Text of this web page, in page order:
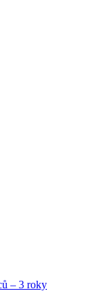
– 3 roky